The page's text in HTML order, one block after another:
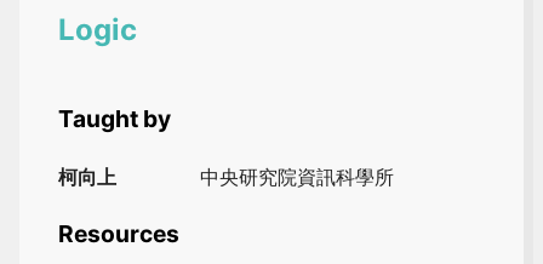
Logic
Taught by
柯向上 中央研究院資訊科學所
Resources